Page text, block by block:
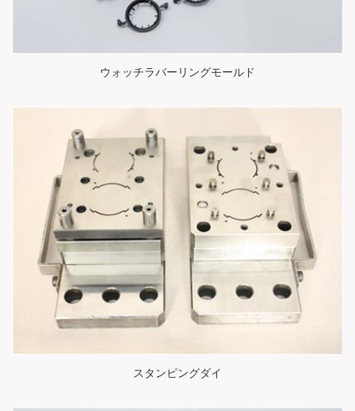
ウォッチラバーリングモールド
スタンピングダイ